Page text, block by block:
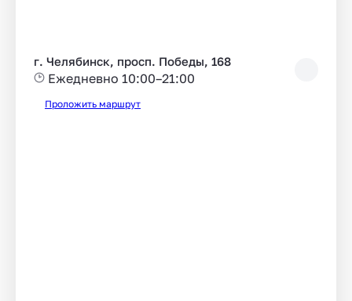
г. Челябинск, просп. Победы, 168
Ежедневно 10:00–21:00
Проложить маршрут